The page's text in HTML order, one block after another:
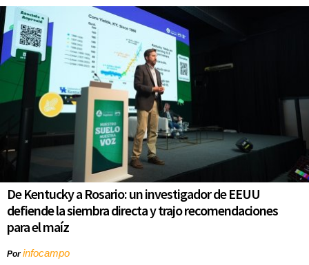
De Kentucky a Rosario: un investigador de EEUU
defiende la siembra directa y trajo recomendaciones
para el maíz
Porinfocampo